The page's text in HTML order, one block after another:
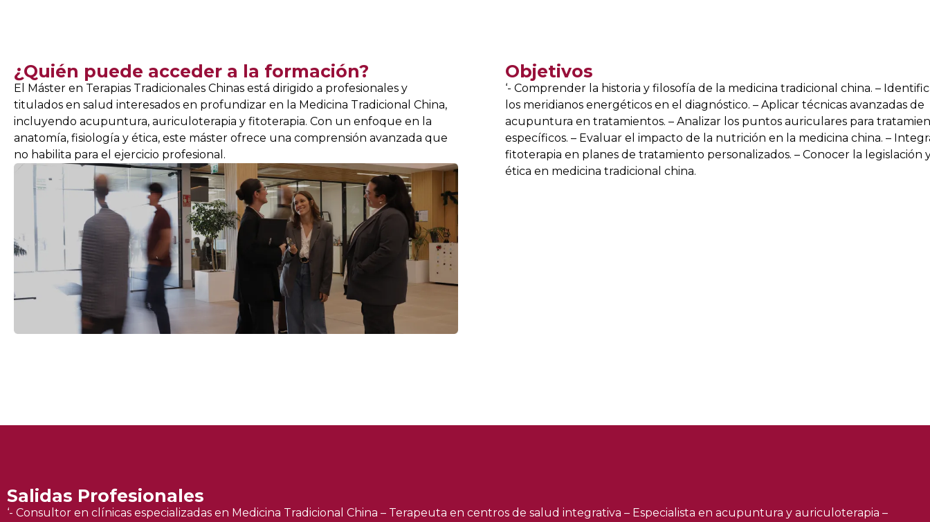
¿Quién puede acceder a la formación?
El Máster en Terapias Tradicionales Chinas está dirigido a profesionales y
titulados en salud interesados en profundizar en la Medicina Tradicional China,
incluyendo acupuntura, auriculoterapia y fitoterapia. Con un enfoque en la
anatomía, fisiología y ética, este máster ofrece una comprensión avanzada que
no habilita para el ejercicio profesional.
Objetivos
‘- Comprender la historia y filosofía de la medicina tradicional china. –
los meridianos energéticos en el diagnóstico. – Aplicar técnicas avanzadas de
acupuntura en tratamientos. – Analizar los puntos auriculares para
específicos. – Evaluar el impacto de la nutrición en la medicina china. –
fitoterapia en planes de tratamiento personalizados. – Conocer la legislación
ética en medicina tradicional china.
Salidas Profesionales
‘- Consultor en clínicas especializadas en Medicina Tradicional China – Terapeuta en centros de salud integrativa – Especialista en acupuntura y auriculoterapia –